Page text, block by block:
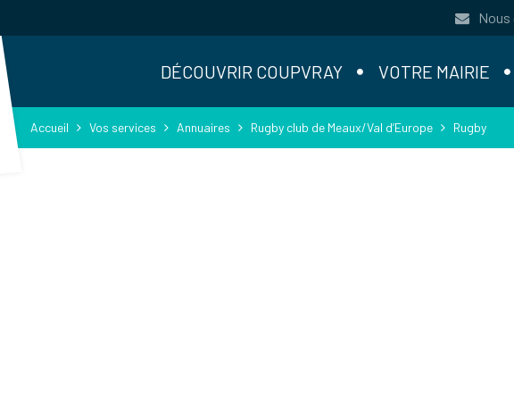
DÉCOUVRIR COUPVRAY VOTRE MAIRIE
Accueil Vos services Annuaires Rugby club de Meaux/Val d’Europe Rugby